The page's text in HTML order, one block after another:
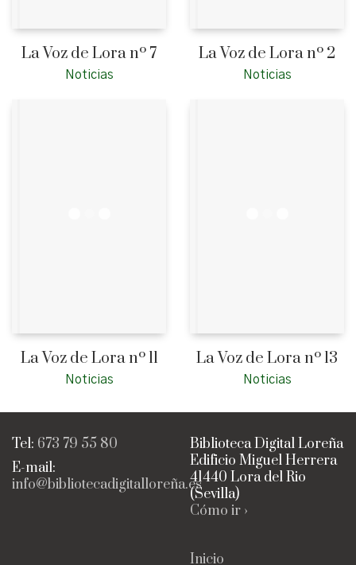
La Voz de Lora nº 7
Noticias
La Voz de Lora nº 2
Noticias
La Voz de Lora nº 11
Noticias
La Voz de Lora nº 13
Noticias
Tel: 673 79 55 80
E-mail:
info@bibliotecadigitalloreña.es
Biblioteca Digital Loreña
Edificio Miguel Herrera
41440 Lora del Rio
(Sevilla)
Cómo ir ›
Inicio